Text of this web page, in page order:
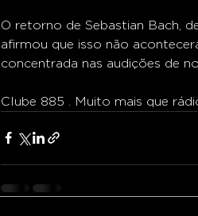
O retorno de Sebastian Bach,
afirmou que isso não
concentrada nas audições de
Clube 885 . Muito mais que